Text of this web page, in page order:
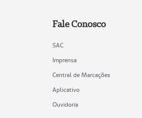
Fale Conosco
SAC
Imprensa
Central de Marcações
Aplicativo
Ouvidoria